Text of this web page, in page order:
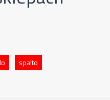
spalto